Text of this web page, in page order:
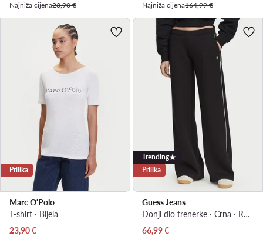
Najniža cijena23,90 € Najniža cijena164,99 €
Prilika
Marc O'Polo
T-shirt · Bijela
Trenutna cijena
23,90€
Trending
Prilika
Guess Jeans
Donji dio trenerke · Crna · Regular Fit
Trenutna cijena
66,99€